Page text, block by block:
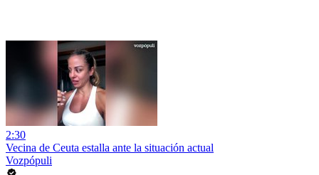
2:30
Vecina de Ceuta estalla ante la situación actual
Vozpópuli